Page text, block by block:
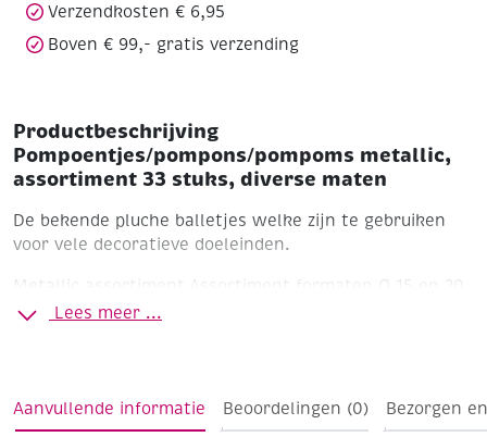
Verzendkosten € 6,95
Boven € 99,- gratis verzending
Productbeschrijving
Pompoentjes/pompons/pompoms metallic,
assortiment 33 stuks, diverse maten
De bekende pluche balletjes welke zijn te gebruiken
voor vele decoratieve doeleinden.
Metallic assortiment
Assortiment formaten Ø 15 en 20
mm
Zak à 33 stuks
Lees meer ...
Aanvullende informatie Beoordelingen (0) Bezorgen